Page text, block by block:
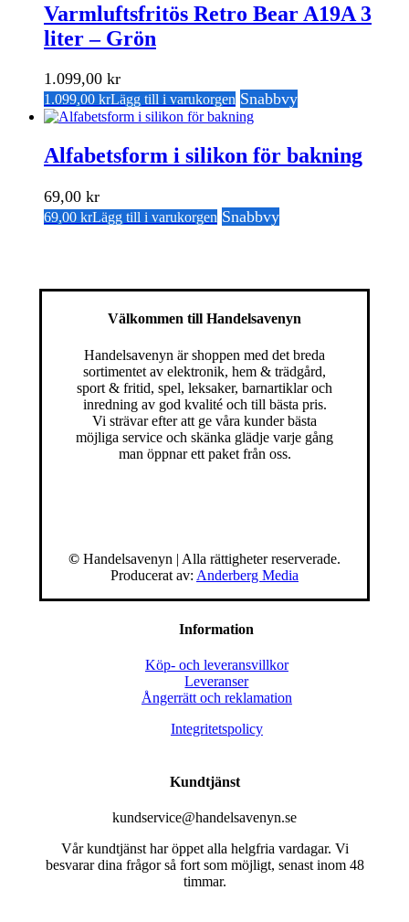
Varmluftsfritös Retro Bear A19A 3
liter – Grön
1.099,00 kr
1.099,00 krLägg till i varukorgen Snabbvy
Alfabetsform i silikon för bakning
69,00 kr
69,00 krLägg till i varukorgen Snabbvy
Välkommen till Handelsavenyn
Handelsavenyn är shoppen med det breda
sortimentet av elektronik, hem & trädgård,
sport & fritid, spel, leksaker, barnartiklar och
inredning av god kvalité och till bästa pris.
Vi strävar efter att ge våra kunder bästa
möjliga service och skänka glädje varje gång
man öppnar ett paket från oss.
© Handelsavenyn | Alla rättigheter reserverade.
Producerat av: Anderberg Media
Information
Köp- och leveransvillkor
Leveranser
Ångerrätt och reklamation
Integritetspolicy
Kundtjänst
kundservice@handelsavenyn.se
Vår kundtjänst har öppet alla helgfria vardagar. Vi
besvarar dina frågor så fort som möjligt, senast inom 48
timmar.